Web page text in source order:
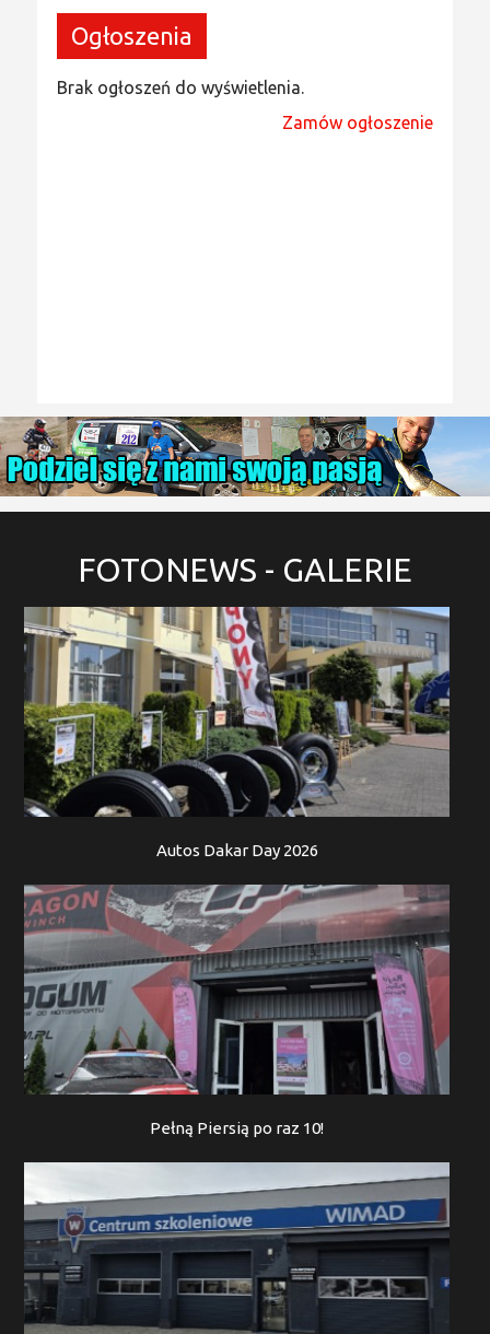
Ogłoszenia
Brak ogłoszeń do wyświetlenia.
Zamów ogłoszenie
FOTONEWS - GALERIE
Autos Dakar Day 2026
Pełną Piersią po raz 10!